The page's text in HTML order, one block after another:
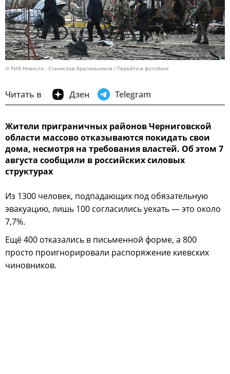
© РИА Новости . Станислав Красильников Перейти в фотобанк
Читать в Дзен Telegram
Жители приграничных районов Черниговской
области массово отказываются покидать свои
дома, несмотря на требования властей. Об этом 7
августа сообщили в российских силовых
структурах
Из 1300 человек, подпадающих под обязательную
эвакуацию, лишь 100 согласились уехать — это около
7,7%.
Ещё 400 отказались в письменной форме, а 800
просто проигнорировали распоряжение киевских
чиновников.